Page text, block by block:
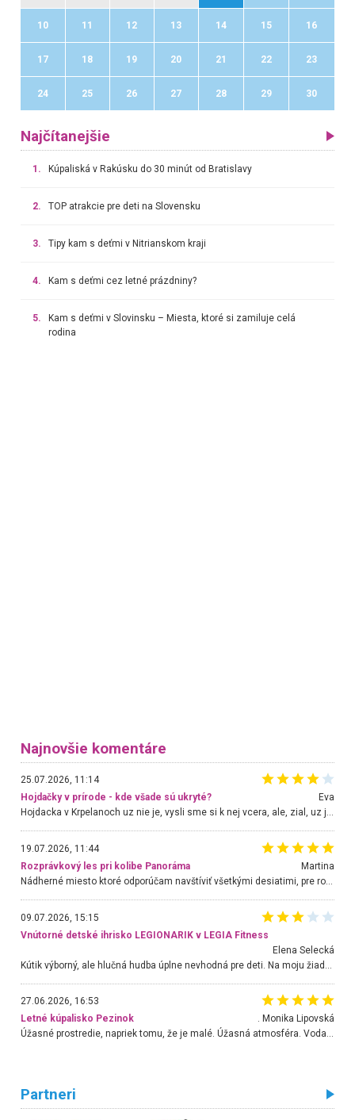
10 11 12 13 14 15 16
17 18 19 20 21 22 23
24 25 26 27 28 29 30
Najčítanejšie
1. Kúpaliská v Rakúsku do 30 minút od Bratislavy
2. TOP atrakcie pre deti na Slovensku
3. Tipy kam s deťmi v Nitrianskom kraji
4. Kam s deťmi cez letné prázdniny?
5.
Kam s deťmi v Slovinsku – Miesta, ktoré si zamiluje celá
rodina
Najnovšie komentáre
25.07.2026, 11:14
Hojdačky v prírode - kde všade sú ukryté?
Eva
Hojdacka v Krpelanoch uz nie je, vysli sme si k nej vcera, ale, zial, uz je znicena. Ak sem planujete cestu len kvoli hojdacke, mozete si ju usetrit. Krasny vyhlad je tu vsak aj bez hojdacky :-)
19.07.2026, 11:44
Rozprávkový les pri kolibe Panoráma
Martina
Nádherné miesto ktoré odporúčam navštíviť všetkými desiatimi, pre rodiny s deťmi, dôchodcom... Proste a jednoducho ozaj rozprávkový les.. určite ešte prídeme. Odniesli sme si na pamiatku krásne tričká,
09.07.2026, 15:15
Vnútorné detské ihrisko LEGIONARIK v LEGIA Fitness
Elena Selecká
27.06.2026, 16:53
Letné kúpalisko Pezinok
. Monika Lipovská
Úžasné prostredie, napriek tomu, že je malé. Úžasná atmosféra. Voda fantastická a nádherná. Ľudí je pomerne veľa, ale su mili a ohľaduplní. Je veľmi zaujímavé sledovať, ako dokážu spolu športovať cudzí ľudia a bez ohľadu na vek. Vládne tu pohoda. Vnuka neviem dostať z vody. Ďakujem za krásny deň . Urcite sa sem vrátim. Jediný problém je s parkovaním, ale aj ten sa mi podarilo vyriešiť. Monika Bratislava
Partneri